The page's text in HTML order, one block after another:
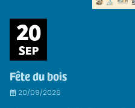
20
SEP
Fête du bois
20/09/2026